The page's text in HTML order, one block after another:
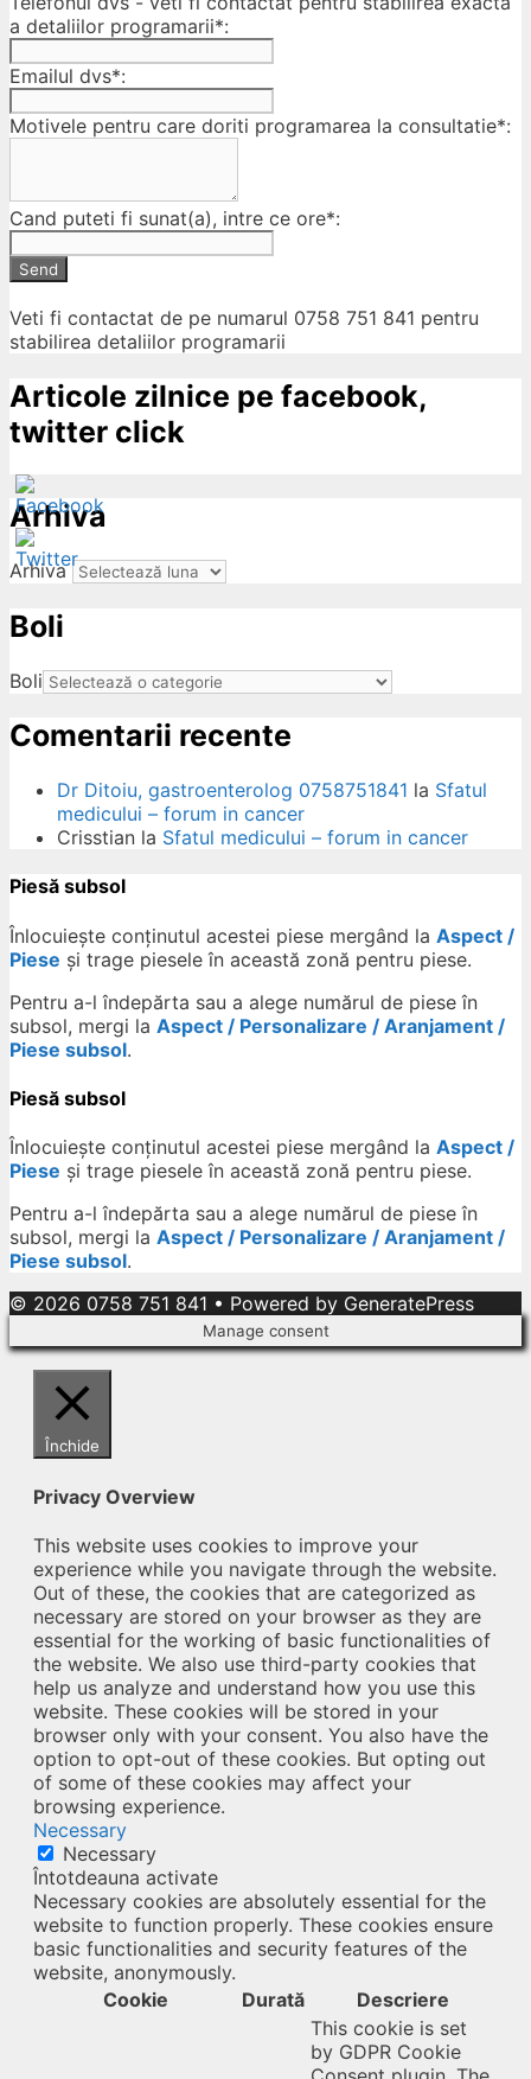
a detaliilor programarii*:
Emailul dvs*:
Motivele pentru care doriti programarea la consultatie*:
Cand puteti fi sunat(a), intre ce ore*:
Send
Veti fi contactat de pe numarul 0758 751 841 pentru
stabilirea detaliilor programarii
Articole zilnice pe facebook,
twitter click
Arhiva
Arhiva
Boli
Boli
Comentarii recente
Dr Ditoiu, gastroenterolog 0758751841 la Sfatul
medicului – forum in cancer
Crisstian la Sfatul medicului – forum in cancer
Piesă subsol
Înlocuiește conținutul acestei piese mergând la Aspect /
Piese și trage piesele în această zonă pentru piese.
Pentru a-l îndepărta sau a alege numărul de piese în
subsol, mergi la Aspect / Personalizare / Aranjament /
Piese subsol.
Piesă subsol
Înlocuiește conținutul acestei piese mergând la Aspect /
Piese și trage piesele în această zonă pentru piese.
Pentru a-l îndepărta sau a alege numărul de piese în
subsol, mergi la Aspect / Personalizare / Aranjament /
Piese subsol.
© 2026 0758 751 841 • Powered by GeneratePress
Manage consent
Închide
Privacy Overview
This website uses cookies to improve your
experience while you navigate through the website.
Out of these, the cookies that are categorized as
necessary are stored on your browser as they are
essential for the working of basic functionalities of
the website. We also use third-party cookies that
help us analyze and understand how you use this
website. These cookies will be stored in your
browser only with your consent. You also have the
option to opt-out of these cookies. But opting out
of some of these cookies may affect your
browsing experience.
Necessary
Necessary
Întotdeauna activate
Necessary cookies are absolutely essential for the
website to function properly. These cookies ensure
basic functionalities and security features of the
website, anonymously.
Cookie
Durată Descriere
This cookie is set
by GDPR Cookie